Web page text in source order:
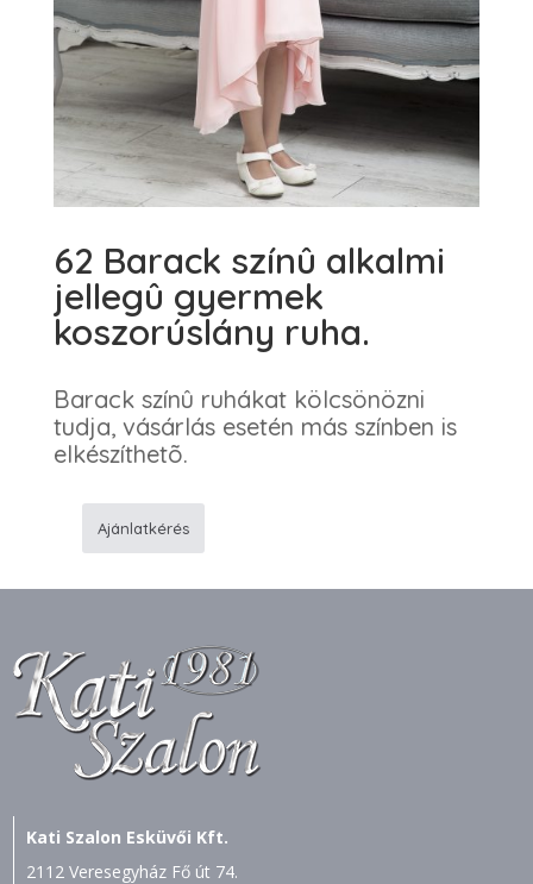
62 Barack színû alkalmi
jellegû gyermek
koszorúslány ruha.
Barack színû ruhákat kölcsönözni
tudja, vásárlás esetén más színben is
elkészíthetõ.
színû
jellegû
gyermek
koszorúslány
ruha.
mennyiség
Ajánlatkérés
Kati Szalon Esküvői Kft.
2112 Veresegyház Fő út 74.